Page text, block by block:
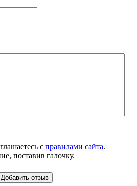
с правилами сайта.
поставив галочку.
Добавить отзыв